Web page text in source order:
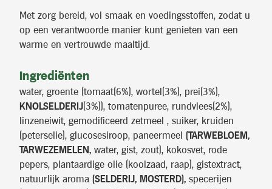
Met zorg bereid, vol smaak en voedingsstoffen, zodat u
op een verantwoorde manier kunt genieten van een
warme en vertrouwde maaltijd.
Ingrediënten
water, groente (tomaat(6%), wortel(3%), prei(3%),
KNOLSELDERIJ(3%)), tomatenpuree, rundvlees(2%),
linzeneiwit, gemodificeerd zetmeel , suiker, kruiden
(peterselie), glucosesiroop, paneermeel
(TARWEBLOEM,
TARWEZEMELEN, water, gist, zout), kokosvet, rode
pepers, plantaardige olie (koolzaad, raap), gistextract,
natuurlijk aroma (SELDERIJ, MOSTERD), specerijen